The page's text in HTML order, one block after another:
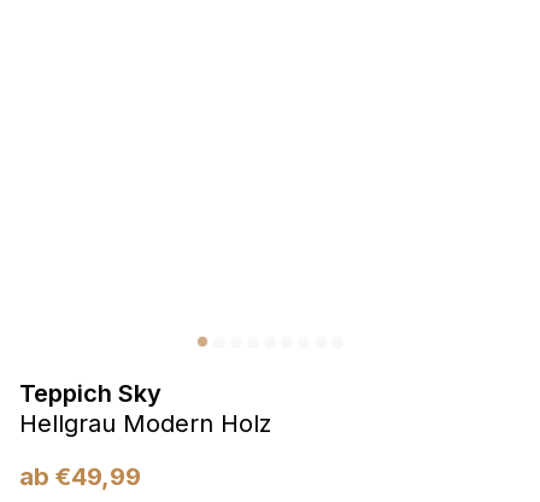
Teppich Sky
Hellgrau Modern Holz
ab €49,99
Marketing
Marketing-Cookies werden verwendet, um Benutzer über
Websites hinweg zu verfolgen. Das Ziel ist es, Anzeigen
anzuzeigen, die für den einzelnen Benutzer relevant und